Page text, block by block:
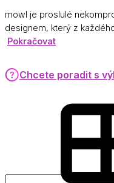
mowl je proslulé
designem, který z
Pokračovat
Chcete poradit s